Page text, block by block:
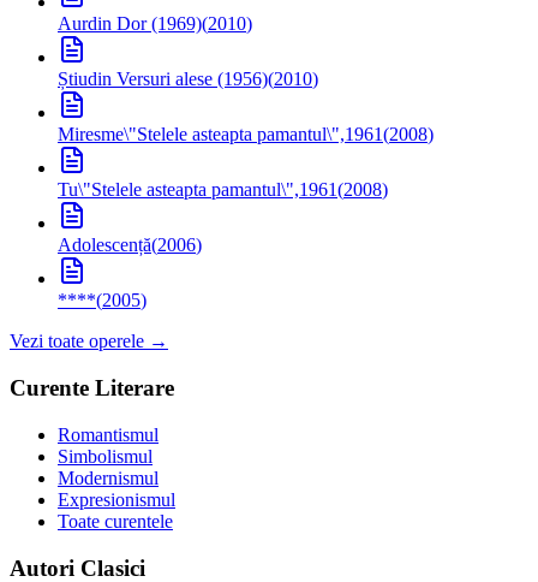
Aurdin Dor (1969)(2010)
Știudin Versuri alese (1956)(2010)
Miresme\"Stelele asteapta pamantul\",1961(2008)
Tu\"Stelele asteapta pamantul\",1961(2008)
Adolescență(2006)
****(2005)
Vezi toate operele →
Curente Literare
Romantismul
Simbolismul
Modernismul
Expresionismul
Toate curentele
Autori Clasici